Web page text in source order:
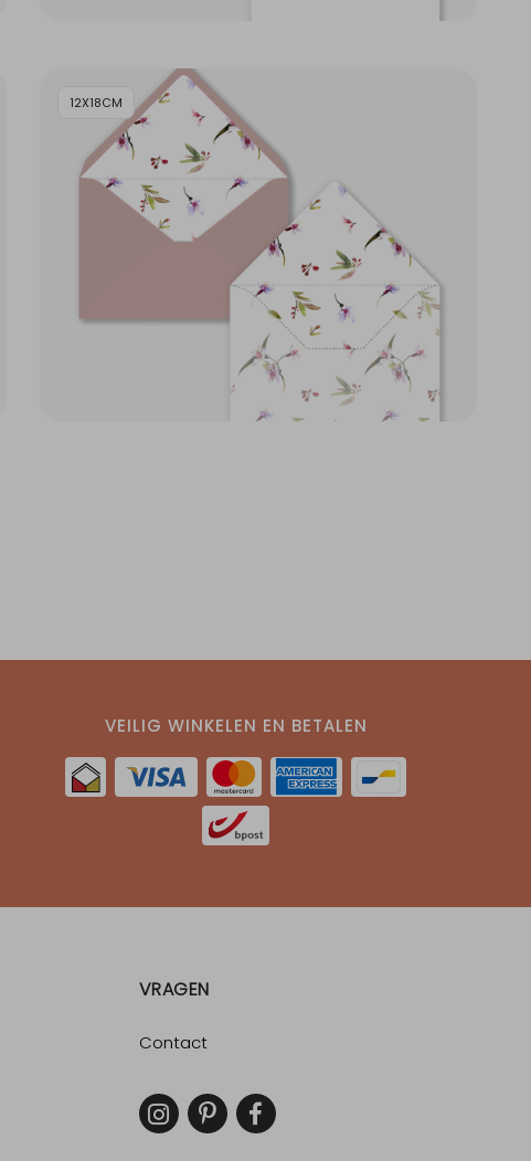
12X18CM
VEILIG WINKELEN EN BETALEN
VRAGEN
Contact